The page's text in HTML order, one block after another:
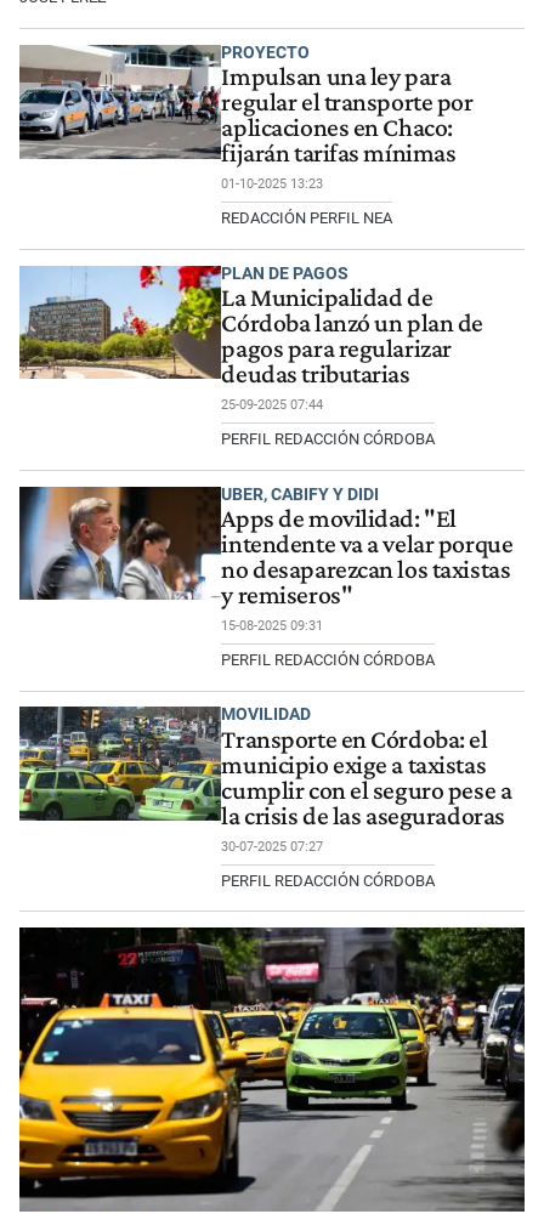
PROYECTO
Impulsan una ley para
regular el transporte por
aplicaciones en Chaco:
fijarán tarifas mínimas
01-10-2025 13:23
REDACCIÓN PERFIL NEA
PLAN DE PAGOS
La Municipalidad de
Córdoba lanzó un plan de
pagos para regularizar
deudas tributarias
25-09-2025 07:44
PERFIL REDACCIÓN CÓRDOBA
UBER, CABIFY Y DIDI
Apps de movilidad: "El
intendente va a velar porque
no desaparezcan los taxistas
y remiseros"
15-08-2025 09:31
PERFIL REDACCIÓN CÓRDOBA
MOVILIDAD
Transporte en Córdoba: el
municipio exige a taxistas
cumplir con el seguro pese a
la crisis de las aseguradoras
30-07-2025 07:27
PERFIL REDACCIÓN CÓRDOBA